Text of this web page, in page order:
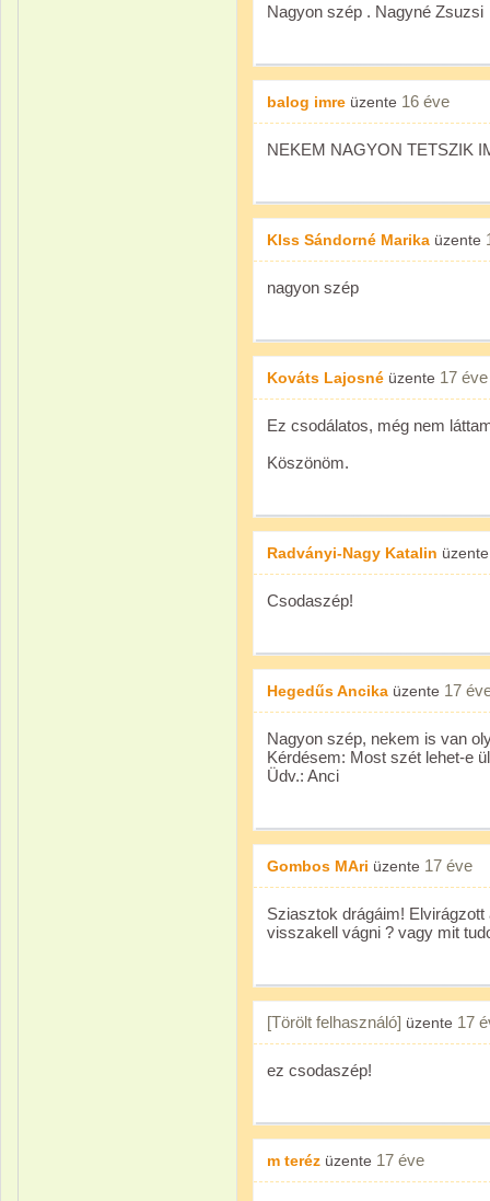
Nagyon szép . Nagyné Zsuzsi
balog imre üzente 16 éve
NEKEM NAGYON TETSZIK
KIss Sándorné Marika üzente
nagyon szép
Kováts Lajosné üzente 17 éve
Ez csodálatos, még nem
Köszönöm.
Radványi-Nagy Katalin
Csodaszép!
Hegedűs Ancika üzente 17
Nagyon szép, nekem is van
Kérdésem: Most szét lehet-e
Üdv.: Anci
Gombos MAri üzente 17 éve
Sziasztok drágáim!
visszakell vágni ? vagy mit
[Törölt felhasználó] üzente 17
ez csodaszép!
m teréz üzente 17 éve